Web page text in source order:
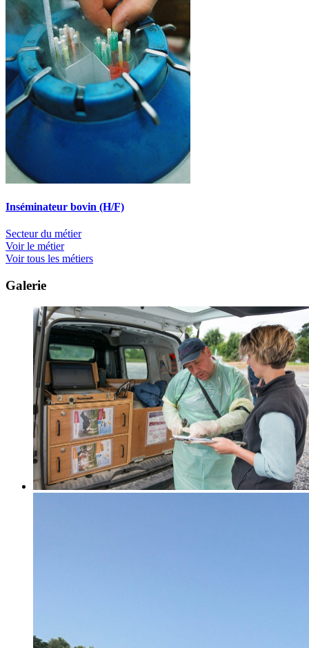
Inséminateur bovin (H/F)
Secteur du métier
Voir le métier
Voir tous les métiers
Galerie